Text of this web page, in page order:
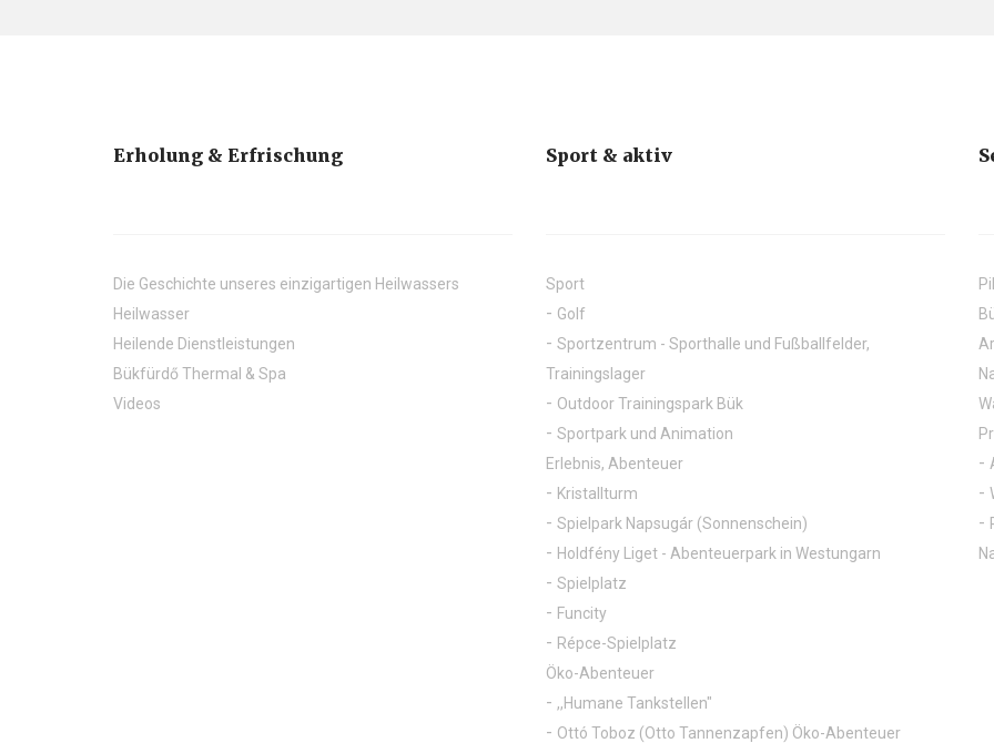
Die Geschichte unseres einzigartigen Heilwassers
Heilwasser
Heilende Dienstleistungen
Bükfürdő Thermal & Spa
Sport
Golf
Sportzentrum - Sporthalle und Fußballfelder,
Trainingslager
Outdoor Trainingspark Bük
Sportpark und Animation
Erlebnis, Abenteuer
Kristallturm
Spielpark Napsugár (Sonnenschein)
Holdfény Liget - Abenteuerpark in Westungarn
Spielplatz
Funcity
Répce-Spielplatz
Öko-Abenteuer
,,Humane Tankstellen"